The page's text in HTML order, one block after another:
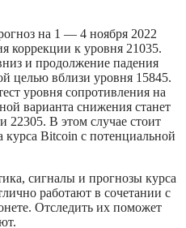
на 1 — 4 ноября 2022
коррекции к уровня 21035.
и продолжение падения
целью вблизи уровня 15845.
уровня сопротивления на
варианта снижения станет
22305. В этом случае стоит
Bitcoin с потенциальной
сигналы и прогнозы курса
работают в сочетании с
Отследить их поможет